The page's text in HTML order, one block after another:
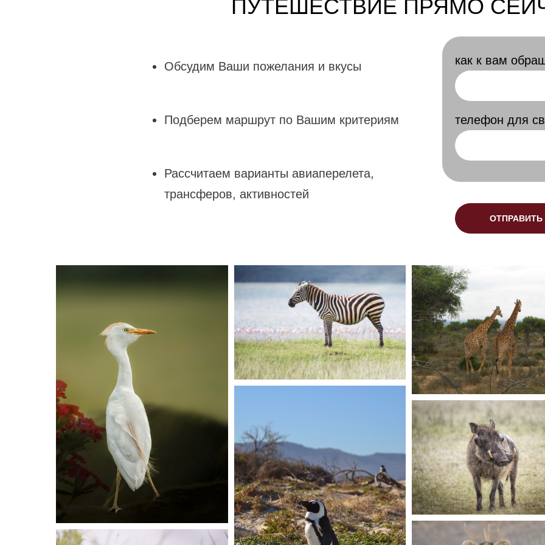
как к вам
телефон для
ОТПРАВИТЬ
ПУТЕШЕСТВИЕ ПРЯМО
Обсудим Ваши пожелания и вкусы
Подберем маршрут по Вашим критериям
Рассчитаем варианты авиаперелета,
трансферов, активностей